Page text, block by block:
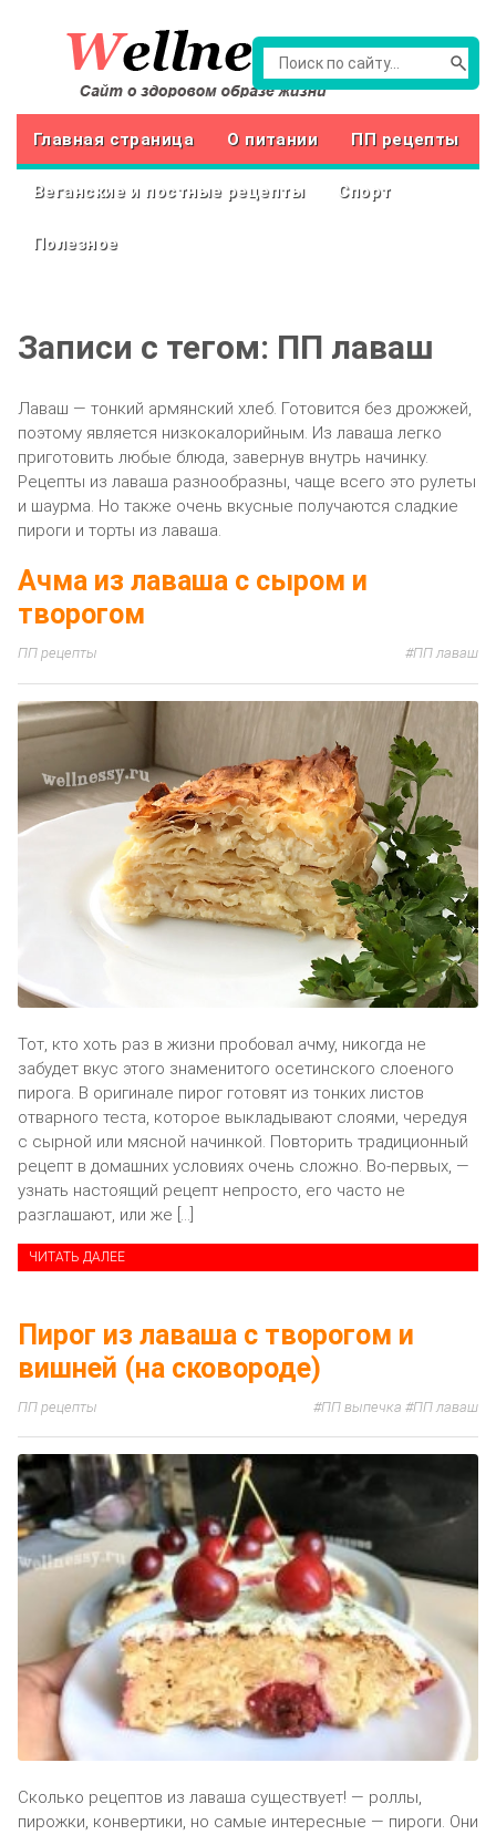
Главная страница О питании ПП рецепты
Веганские и постные рецепты Спорт
Полезное
Записи с тегом: ПП лаваш
Лаваш — тонкий армянский хлеб. Готовится без дрожжей,
поэтому является низкокалорийным. Из лаваша легко
приготовить любые блюда, завернув внутрь начинку.
Рецепты из лаваша разнообразны, чаще всего это рулеты
и шаурма. Но также очень вкусные получаются сладкие
пироги и торты из лаваша.
Ачма из лаваша с сыром и
творогом
ПП рецепты ПП лаваш
Тот, кто хоть раз в жизни пробовал ачму, никогда не
забудет вкус этого знаменитого осетинского слоеного
пирога. В оригинале пирог готовят из тонких листов
отварного теста, которое выкладывают слоями, чередуя
с сырной или мясной начинкой. Повторить традиционный
рецепт в домашних условиях очень сложно. Во-первых, —
узнать настоящий рецепт непросто, его часто не
разглашают, или же […]
ЧИТАТЬ ДАЛЕЕ
Пирог из лаваша с творогом и
вишней (на сковороде)
ПП рецепты ПП выпечка ПП лаваш
Сколько рецептов из лаваша существует! — роллы,
пирожки, конвертики, но самые интересные — пироги. Они